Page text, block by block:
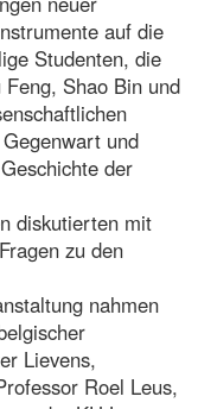
auf die
Studenten, die
Shao Bin und
und
der
diskutierten mit
zu den
nahmen
Lievens,
Roel Leus,